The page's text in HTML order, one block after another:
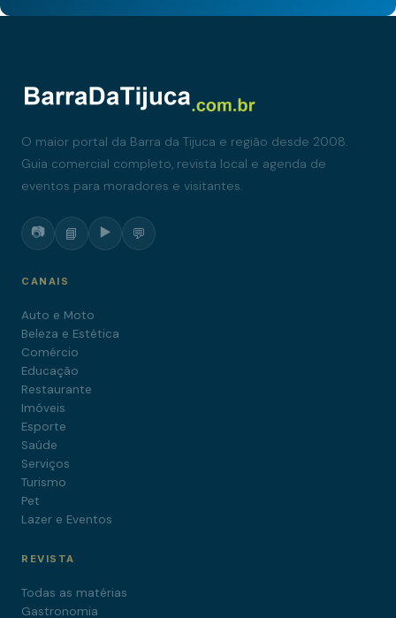
O maior portal da Barra da Tijuca e região desde 2008.
Guia comercial completo, revista local e agenda de
eventos para moradores e visitantes.
📷 📘 ▶️ 💬
CANAIS
Auto e Moto
Beleza e Estética
Comércio
Educação
Restaurante
Imóveis
Esporte
Saúde
Serviços
Turismo
Pet
Lazer e Eventos
REVISTA
Todas as matérias
Gastronomia